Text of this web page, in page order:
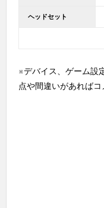
ヘッドセット
※デバイス、ゲーム設
点や間違いがあればコ